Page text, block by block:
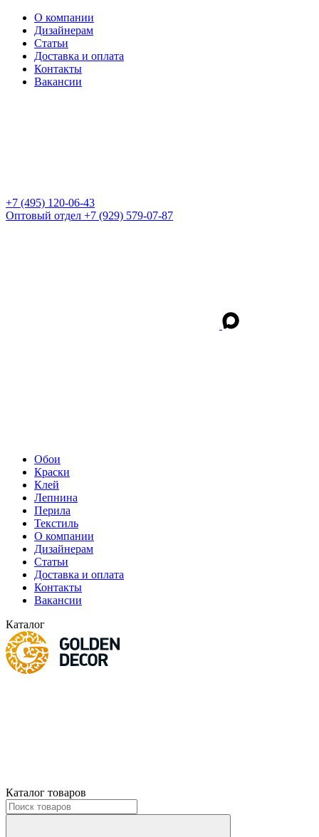
О компании
Дизайнерам
Статьи
Доставка и оплата
Контакты
Вакансии
+7 (495) 120-06-43
Оптовый отдел +7 (929) 579-07-87
Обои
Краски
Клей
Лепнина
Перила
Текстиль
О компании
Дизайнерам
Статьи
Доставка и оплата
Контакты
Вакансии
Каталог
Каталог товаров